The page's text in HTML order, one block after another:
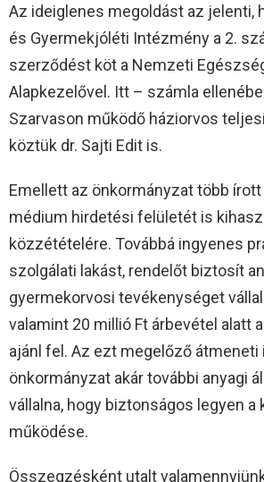
Az ideiglenes megoldást az jelenti,
és Gyermekjóléti Intézmény a 2.
szerződést köt a Nemzeti
Alapkezelővel. Itt – számla
Szarvason működő háziorvos
köztük dr. Sajti Edit is.
Emellett az önkormányzat több
médium hirdetési felületét is
közzétételére. Továbbá ingyenes
szolgálati lakást, rendelőt biztosít
gyermekorvosi tevékenységet
valamint 20 millió Ft árbevétel alatt
ajánl fel. Az ezt megelőző átmeneti
önkormányzat akár további anyagi
vállalna, hogy biztonságos legyen a
működése.
Összegzésként utalt